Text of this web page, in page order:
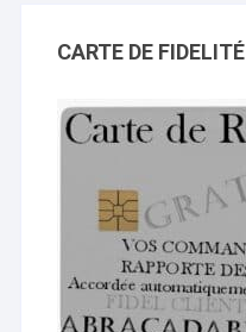
CARTE DE FIDELITÉ